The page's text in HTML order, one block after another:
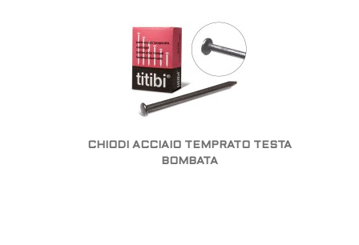
CHIODI ACCIAIO TEMPRATO TESTA
BOMBATA